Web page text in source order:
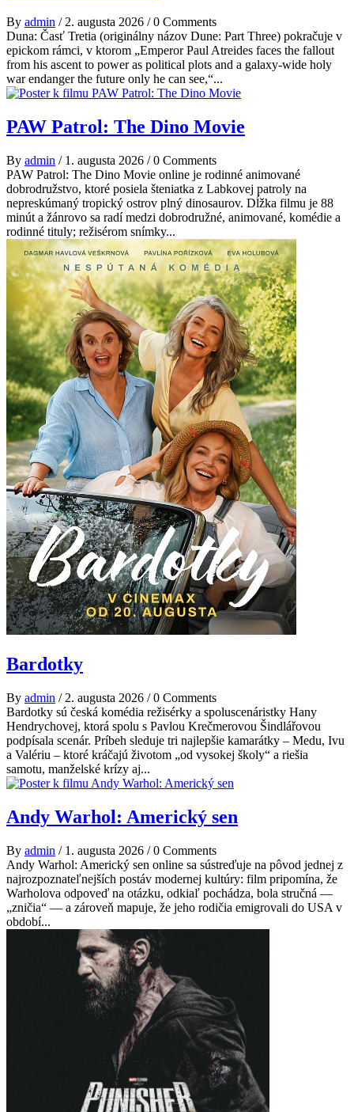
By admin / 2. augusta 2026 /0 Comments
Duna: Časť Tretia (originálny názov Dune: Part Three) pokračuje v
epickom rámci, v ktorom „Emperor Paul Atreides faces the fallout
from his ascent to power as political plots and a galaxy-wide holy
war endanger the future only he can see,“...
PAW Patrol: The Dino Movie
By admin / 1. augusta 2026 /0 Comments
PAW Patrol: The Dino Movie online je rodinné animované
dobrodružstvo, ktoré posiela šteniatka z Labkovej patroly na
nepreskúmaný tropický ostrov plný dinosaurov. Dĺžka filmu je 88
minút a žánrovo sa radí medzi dobrodružné, animované, komédie a
rodinné tituly; režisérom snímky...
Bardotky
By admin / 2. augusta 2026 /0 Comments
Bardotky sú česká komédia režisérky a spoluscenáristky Hany
Hendrychovej, ktorá spolu s Pavlou Krečmerovou Šindlářovou
podpísala scenár. Príbeh sleduje tri najlepšie kamarátky – Medu, Ivu
a Valériu – ktoré kráčajú životom „od vysokej školy“ a riešia
samotu, manželské krízy aj...
Andy Warhol: Americký sen
By admin / 1. augusta 2026 /0 Comments
Andy Warhol: Americký sen online sa sústreďuje na pôvod jednej z
najrozpoznateľnejších postáv modernej kultúry: film pripomína, že
Warholova odpoveď na otázku, odkiaľ pochádza, bola stručná —
„zničia“ — a zároveň mapuje, že jeho rodičia emigrovali do USA v
období...